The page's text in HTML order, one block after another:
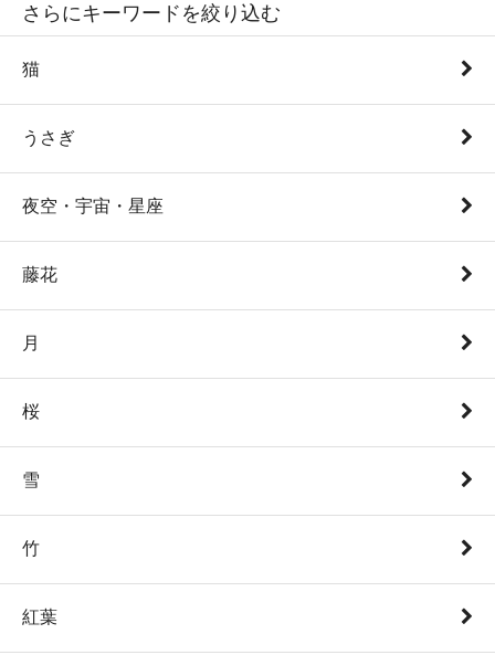
さらにキーワードを絞り込む
猫
うさぎ
夜空・宇宙・星座
藤花
月
桜
雪
竹
紅葉